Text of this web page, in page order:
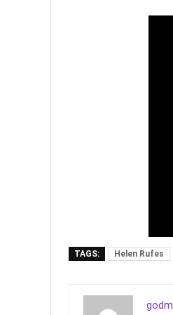
TAGS: Helen Rufes